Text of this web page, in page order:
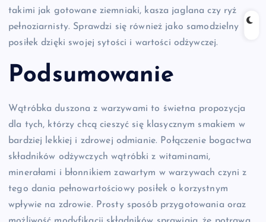
takimi jak gotowane ziemniaki, kasza jaglana czy ryż
pełnoziarnisty. Sprawdzi się również jako samodzielny
posiłek dzięki swojej sytości i wartości odżywczej.
Podsumowanie
Wątróbka duszona z warzywami to świetna propozycja
dla tych, którzy chcą cieszyć się klasycznym smakiem w
bardziej lekkiej i zdrowej odmianie. Połączenie bogactwa
składników odżywczych wątróbki z witaminami,
minerałami i błonnikiem zawartym w warzywach czyni z
tego dania pełnowartościowy posiłek o korzystnym
wpływie na zdrowie. Prosty sposób przygotowania oraz